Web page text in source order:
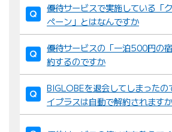
優待サービスで実施している「
ペーン」とはなんですか
優待サービスの「一泊500円の
約するのですか
BIGLOBEを退会してしまったの
イプラスは自動で解約されますか